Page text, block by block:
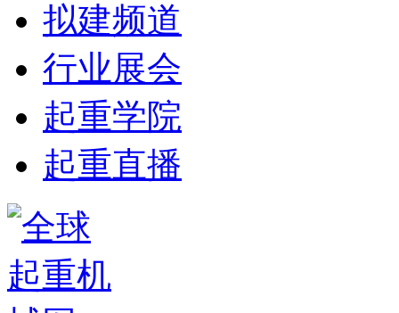
拟建频道
行业展会
起重学院
起重直播